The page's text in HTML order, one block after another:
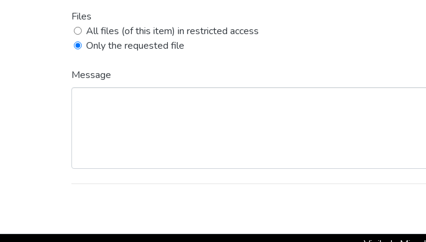
Files
All files (of this item) in restricted access
Only the requested file
Message